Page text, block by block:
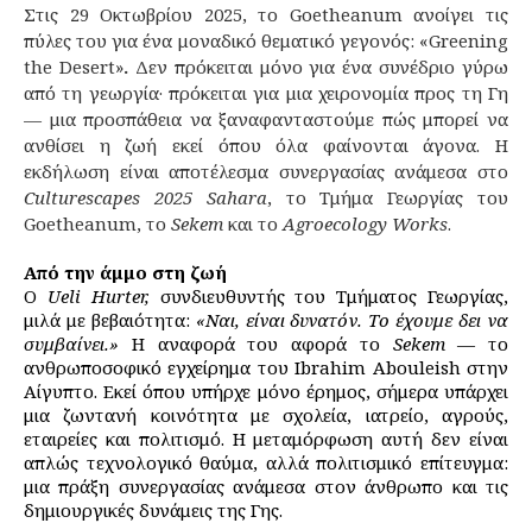
Στις 29 Οκτωβρίου 2025, το Goetheanum ανοίγει τις
πύλες του για ένα μοναδικό θεματικό γεγονός: «Greening
the Desert».Δεν πρόκειται μόνο για ένα συνέδριο γύρω
από τη γεωργία· πρόκειται για μια χειρονομία προς τη Γη
— μια προσπάθεια να ξαναφανταστούμε πώς μπορεί να
ανθίσει η ζωή εκεί όπου όλα φαίνονται άγονα. Η
εκδήλωση είναι αποτέλεσμα συνεργασίας ανάμεσα στο
Culturescapes 2025 Sahara, το Τμήμα Γεωργίας του
Goetheanum, το Sekem και το Agroecology Works.
Από την άμμο στη ζωή
Ο Ueli Hurter, συνδιευθυντής του Τμήματος Γεωργίας,
μιλά με βεβαιότητα: «Ναι, είναι δυνατόν. Το έχουμε δει να
συμβαίνει.» Η αναφορά του αφορά το Sekem— το
ανθρωποσοφικό εγχείρημα του Ibrahim Abouleish στην
Αίγυπτο. Εκεί όπου υπήρχε μόνο έρημος, σήμερα υπάρχει
μια ζωντανή κοινότητα με σχολεία, ιατρείο, αγρούς,
εταιρείες και πολιτισμό. Η μεταμόρφωση αυτή δεν είναι
απλώς τεχνολογικό θαύμα, αλλά πολιτισμικό επίτευγμα:
μια πράξη συνεργασίας ανάμεσα στον άνθρωπο και τις
δημιουργικές δυνάμεις της Γης.